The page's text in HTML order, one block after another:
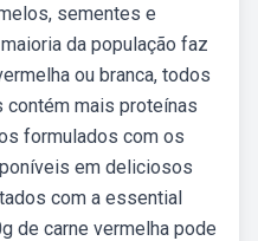
sementes e
da população faz
ou branca, todos
contém mais proteínas
formulados com os
em deliciosos
com a essential
de carne vermelha pode